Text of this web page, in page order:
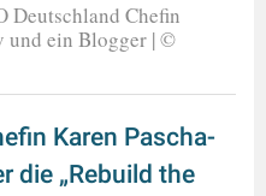
Deutschland Chefin
und ein Blogger | ©
Karen Pascha-
die „Rebuild the